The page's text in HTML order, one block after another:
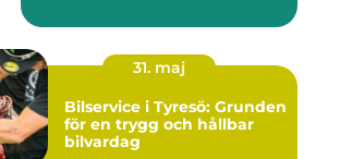
31. maj
Bilservice i Tyresö: Grunden
för en trygg och hållbar
bilvardag